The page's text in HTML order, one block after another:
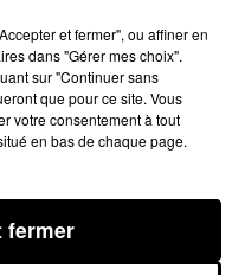
02/2024 À 06H46
et fermer", ou affiner en
dans "Gérer mes choix".
sur "Continuer sans
que pour ce site. Vous
votre consentement à tout
en bas de chaque page.
fermer